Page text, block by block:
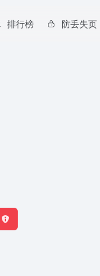
排行榜 防丢失页